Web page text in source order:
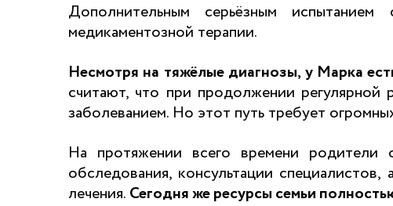
Дополнительным серьёзным
медикаментозной терапии.
Несмотря на тяжёлые диагнозы, у Марка
считают, что при продолжении регулярной
заболеванием. Но этот путь требует
На протяжении всего времени родители
обследования, консультации
лечения. Сегодняжересурсы семьи